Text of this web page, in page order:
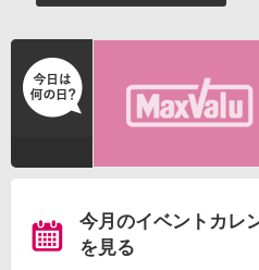
今月のイベントカレ
を見る